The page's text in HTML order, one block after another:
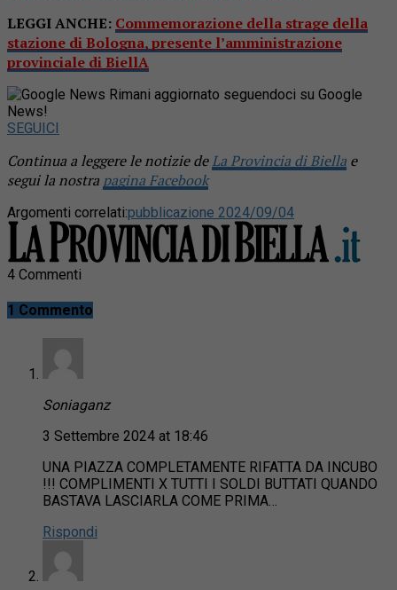
LEGGI ANCHE: Commemorazione della strage della
stazione di Bologna, presente l’amministrazione
provinciale di BiellA
Rimani aggiornato seguendoci su Google
News!
SEGUICI
Continua a leggere le notizie deLa Provincia di Biella e
segui la nostra pagina Facebook
Argomenti correlati:pubblicazione 2024/09/04
4 Commenti
1 Commento
Soniaganz
3 Settembre 2024 at 18:46
UNA PIAZZA COMPLETAMENTE RIFATTA DA INCUBO
!!! COMPLIMENTI X TUTTI I SOLDI BUTTATI QUANDO
BASTAVA LASCIARLA COME PRIMA…
Rispondi